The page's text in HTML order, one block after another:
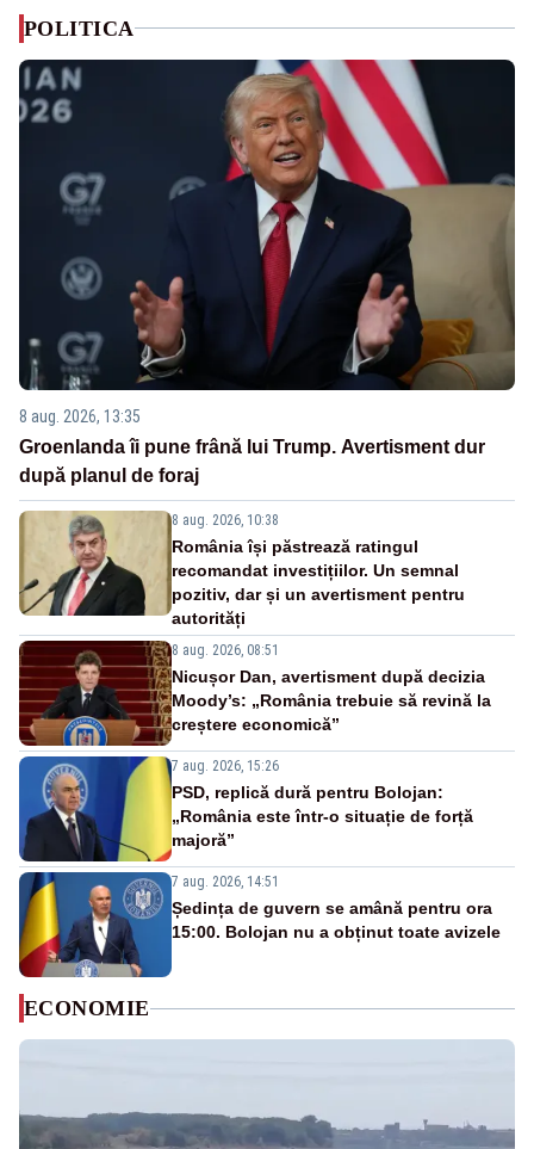
POLITICA
8 aug. 2026, 13:35
Groenlanda îi pune frână lui Trump. Avertisment dur
după planul de foraj
8 aug. 2026, 10:38
România își păstrează ratingul
recomandat investițiilor. Un semnal
pozitiv, dar și un avertisment pentru
autorități
8 aug. 2026, 08:51
Nicușor Dan, avertisment după decizia
Moody’s: „România trebuie să revină la
creștere economică”
7 aug. 2026, 15:26
PSD, replică dură pentru Bolojan:
„România este într-o situație de forță
majoră”
7 aug. 2026, 14:51
Ședința de guvern se amână pentru ora
15:00. Bolojan nu a obținut toate avizele
ECONOMIE